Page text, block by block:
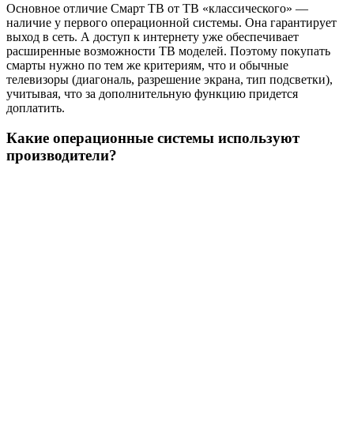
Основное отличие Смарт ТВ от ТВ «классического» —
наличие у первого операционной системы. Она гарантирует
выход в сеть. А доступ к интернету уже обеспечивает
расширенные возможности ТВ моделей. Поэтому покупать
смарты нужно по тем же критериям, что и обычные
телевизоры (диагональ, разрешение экрана, тип подсветки),
учитывая, что за дополнительную функцию придется
доплатить.
Какие операционные системы используют
производители?